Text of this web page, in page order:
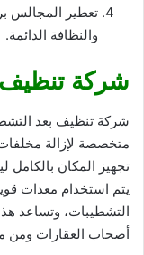
تعطير المجالس
والنظافة الدائمة.
شركة
شركة تنظيف بعد
متخصصة لإزالة مخلفات
تجهيز المكان
يتم استخدام معدات
التشطيبات، وتساعد
أصحاب العقارات ومن